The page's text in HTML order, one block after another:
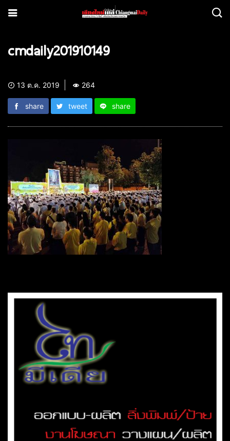
cmdaily201910149
13 ต.ค. 2019 264
share tweet share